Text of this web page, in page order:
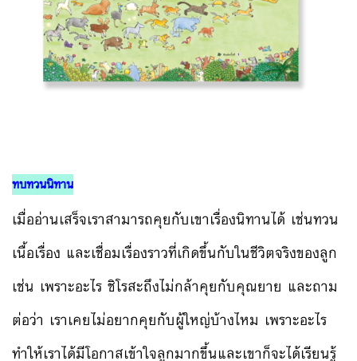
ทบทวนนิทาน
เมื่ออ่านเสร็จเราสามารถคุยกับเขาเรื่องนิทานได้ เช่นทวน
เนื้อเรื่อง และเชื่อมเรื่องราวที่เกิดขึ้นกับในชีวิตจริงของลูก
เช่น เพราะอะไร ชิโรสะถึงไม่กล้าคุยกับคุณยาย และถาม
ต่อว่า เราเคยไม่อยากคุยกับผู้ใหญ่บ้างไหม เพราะอะไร
ทำให้เราได้มีโอกาสเข้าใจลูกมากขึ้นและเขาก็จะได้เรียนรู้